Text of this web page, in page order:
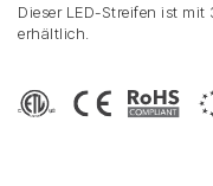
Dieser LED-Streifen ist mit
erhältlich.